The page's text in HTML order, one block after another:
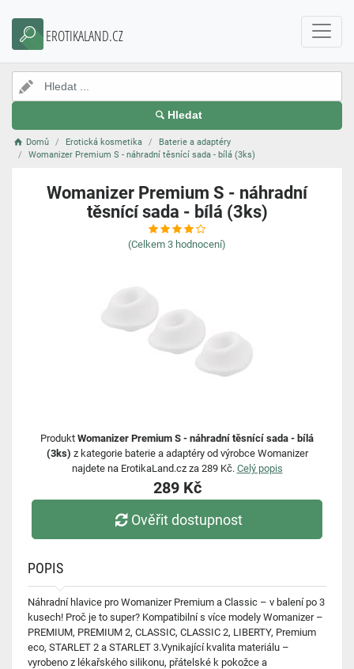
EROTIKALAND.CZ
Hledat
Domů Erotická kosmetika
Baterie a adaptéry
Womanizer Premium S - náhradní těsnící sada - bílá (3ks)
Womanizer Premium S - náhradní
těsnící sada - bílá (3ks)
(Celkem 3 hodnocení)
Produkt Womanizer Premium S - náhradní těsnící sada - bílá
(3ks) z kategorie baterie a adaptéry od výrobce Womanizer
najdete na ErotikaLand.cz za 289 Kč. Celý popis
289 Kč
Ověřit dostupnost
POPIS
Náhradní hlavice pro Womanizer Premium a Classic – v balení po 3
kusech! Proč je to super? Kompatibilní s více modely Womanizer –
PREMIUM, PREMIUM 2, CLASSIC, CLASSIC 2, LIBERTY, Premium
eco, STARLET 2 a STARLET 3.Vynikající kvalita materiálu –
vyrobeno z lékařského silikonu, přátelské k pokožce a